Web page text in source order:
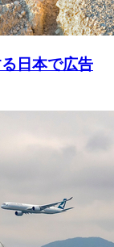
日本で広告